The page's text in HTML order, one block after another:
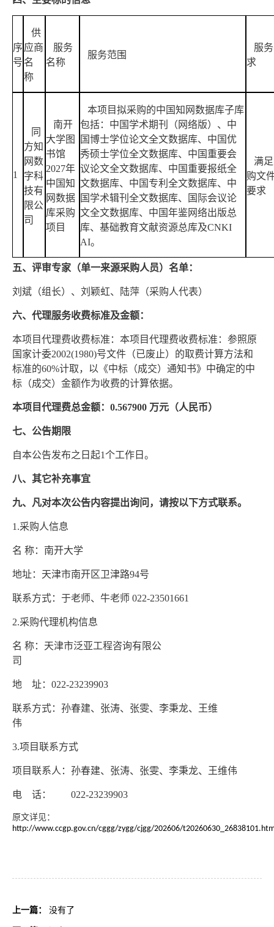
序
号
供
应商
名
称
服务
名称
服务范围
服
求
1
同
方知
网数
字科
技有
限公
司
南开
大学图
书馆
2027年
中国知
网数据
库采购
项目
本项目拟采购的中国知网数据库子库
包括：中国学术期刊（网络版）、中
国博士学位论文全文数据库、中国优
秀硕士学位全文数据库、中国重要会
议论文全文数据库、中国重要报纸全
文数据库、中国专利全文数据库、中
国学术辑刊全文数据库、国际会议论
文全文数据库、中国年鉴网络出版总
库、基础教育文献资源总库及CNKI
AI。
满
购文
要求
五、评审专家（单一来源采购人员）名单：
刘斌（组长）、刘颖虹、陆萍（采购人代表）
六、代理服务收费标准及金额：
本项目代理费收费标准：本项目代理费收费标准：参照原
国家计委2002(1980)号文件（已废止）的取费计算方法和
标准的60%计取，以《中标（成交）通知书》中确定的中
标（成交）金额作为收费的计算依据。
本项目代理费总金额： 0.567900 万元（人民币）
七、公告期限
自本公告发布之日起1个工作日。
八、其它补充事宜
九、凡对本次公告内容提出询问，请按以下方式联系。
1.采购人信息
名 称：南开大学
地址：天津市南开区卫津路94号
联系方式：于老师、牛老师 022-23501661
2.采购代理机构信息
名 称：天津市泛亚工程咨询有限公
司
地 址： 022-23239903
联系方式：孙春建、张涛、张雯、李秉龙、王维
伟
3.项目联系方式
项目联系人：孙春建、张涛、张雯、李秉龙、王维伟
电 话： 022-23239903
原文详见：
http://www.ccgp.gov.cn/cggg/zygg/cjgg/202606/
上一篇： 没有了